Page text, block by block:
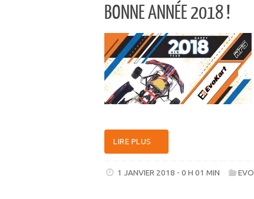
BONNE ANNÉE 2018 !
LIRE PLUS
1 JANVIER 2018 - 0 H 01 MIN